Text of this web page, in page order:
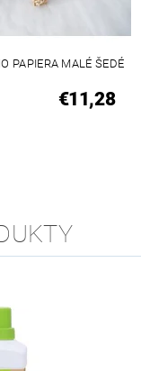
PAPIERA MALÉ ŠEDÉ
€11,28